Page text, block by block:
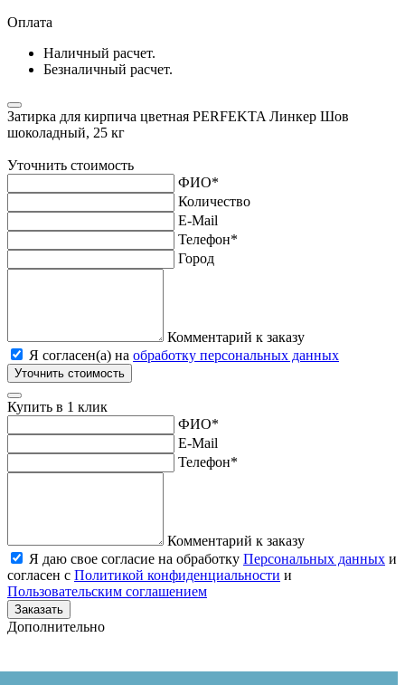
Оплата
Наличный расчет.
Безналичный расчет.
Затирка для кирпича цветная PERFEKTA Линкер Шов
шоколадный, 25 кг
Уточнить стоимость
ФИО*
Количество
E-Mail
Телефон*
Город
Комментарий к заказу
Я согласен(а) на обработку персональных данных
Уточнить стоимость
Купить в 1 клик
ФИО*
E-Mail
Телефон*
Комментарий к заказу
Я даю свое согласие на обработку Персональных данных и
согласен с Политикой конфиденциальности и
Пользовательским соглашением
Заказать
Дополнительно